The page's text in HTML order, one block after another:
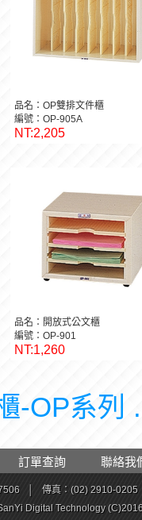
品名：OP雙排文件櫃
編號：OP-905A
NT:2,205
品名：開放式公文櫃
編號：OP-901
NT:1,260
-OP系列
訂單查詢 聯絡我
傳真：(02) 2910-0205
Digital Technology